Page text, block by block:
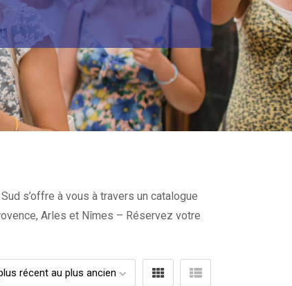
s’offre à vous à travers un catalogue
Arles et Nîmes – Réservez votre